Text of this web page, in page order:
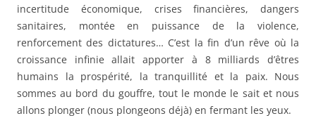
incertitude économique, crises financières, dangers
sanitaires, montée en puissance de la violence,
renforcement des dictatures… C’est la fin d’un rêve où la
croissance infinie allait apporter à 8 milliards d’êtres
humains la prospérité, la tranquillité et la paix. Nous
sommes au bord du gouffre, tout le monde le sait et nous
allons plonger (nous plongeons déjà) en fermant les yeux.